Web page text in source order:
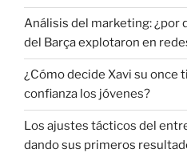
Análisis del marketing: ¿por
del Barça explotaron en
¿Cómo decide Xavi su once
confianza los jóvenes?
Los ajustes tácticos del
dando sus primeros